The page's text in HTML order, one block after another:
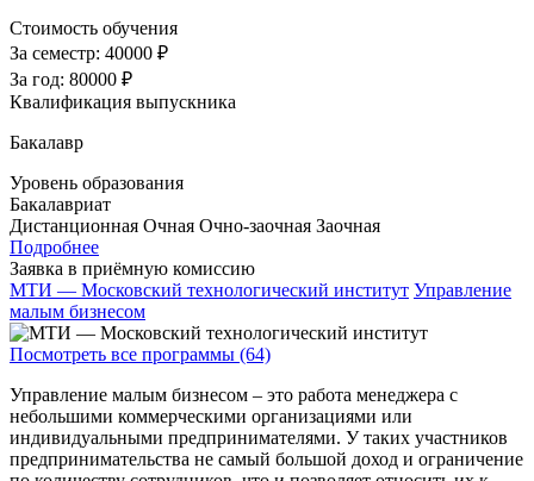
Стоимость обучения
За семестр: 40000 ₽
За год: 80000 ₽
Квалификация выпускника
Бакалавр
Уровень образования
Бакалавриат
Дистанционная Очная Очно-заочная Заочная
Подробнее
Заявка в приёмную комиссию
МТИ — Московский технологический институт Управление
малым бизнесом
Посмотреть все программы (64)
Управление малым бизнесом – это работа менеджера с
небольшими коммерческими организациями или
индивидуальными предпринимателями. У таких участников
предпринимательства не самый большой доход и ограничение